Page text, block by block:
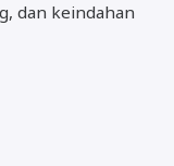
dan keindahan